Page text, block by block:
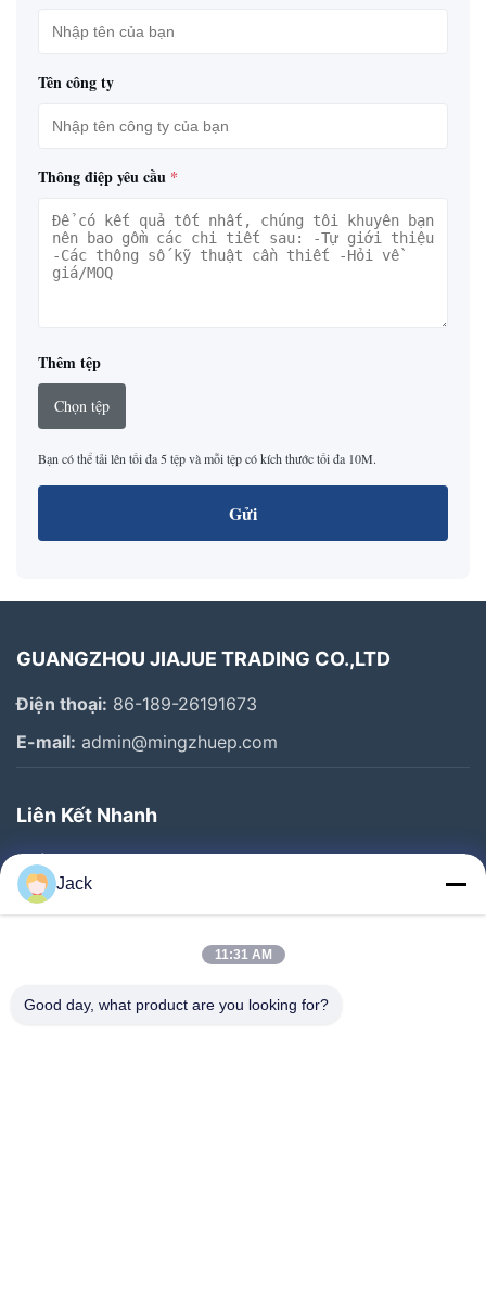
Tên công ty
Thông điệp yêu cầu *
Thêm tệp
Chọn tệp
Bạn có thể tải lên tối đa 5 tệp và mỗi tệp có kích thước tối đa 10M.
Gửi
GUANGZHOU JIAJUE TRADING CO.,LTD
Điện thoại: 86-189-26191673
E-mail: admin@mingzhuep.com
Liên Kết Nhanh
Nhà
Sản Phẩm
Kiểm Soát Chất Lượng
Jack
11:31 AM
Good day, what product are you looking for?